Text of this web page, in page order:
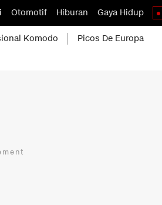
Otomotif Hiburan Gaya Hidup
Komodo Picos De Europa